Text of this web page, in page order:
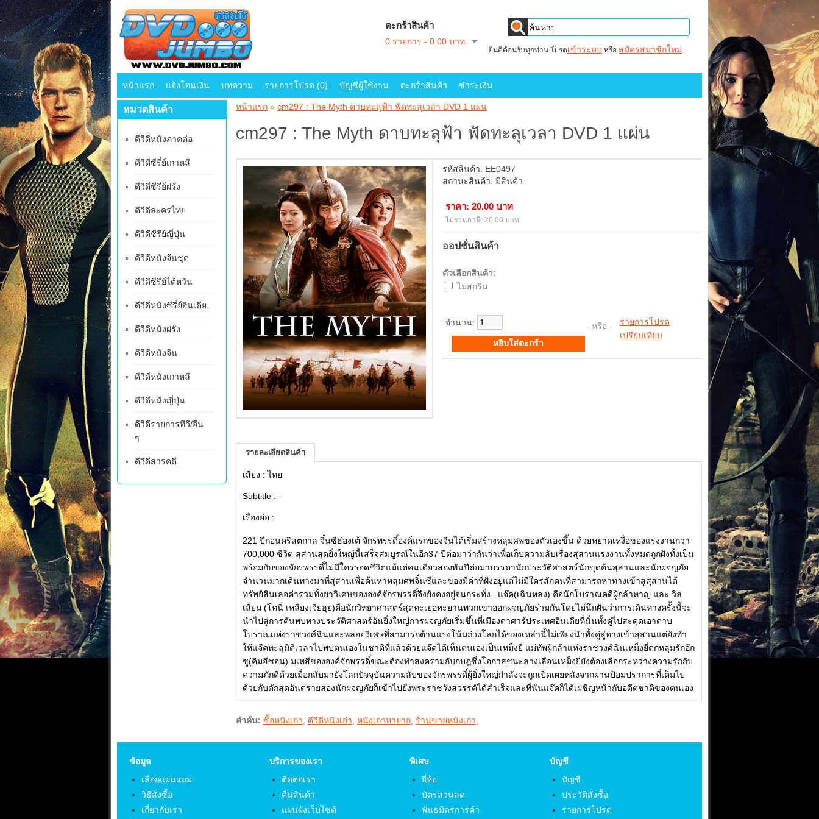
ตะกร้าสินค้า
0 รายการ - 0.00 บาท
ยินดีต้อนรับทุกท่าน โปรดเข้าระบบ หรือ สมัครสมาชิกใหม่.
หน้าแรก แจ้งโอนเงิน บทความ รายการโปรด (0) บัญชีผู้ใช้งาน ตะกร้าสินค้า ชำระเงิน
หมวดสินค้า
ดีวีดีหนังภาคต่อ
ดีวีดีซีรี่ย์เกาหลี
ดีวีดีซีรีย์ฝรั่ง
ดีวีดีละครไทย
ดีวีดีซีรีย์ญี่ปุ่น
ดีวีดีหนังจีนชุด
ดีวีดีซีรีย์ไต้หวัน
ดีวีดีหนังซีรี่ย์อินเดีย
ดีวีดีหนังฝรั่ง
ดีวีดีหนังจีน
ดีวีดีหนังเกาหลี
ดีวีดีหนังญี่ปุ่น
ดีวีดีรายการทีวี/อื่น
ๆ
ดีวีดีสารคดี
หน้าแรก » cm297 : The Myth ดาบทะลุฟ้า ฟัดทะลุเวลา DVD 1 แผ่น
cm297 : The Myth ดาบทะลุฟ้า ฟัดทะลุเวลา DVD 1 แผ่น
รหัสสินค้า: EE0497
สถานะสินค้า: มีสินค้า
ราคา: 20.00 บาท
ไม่รวมภาษี: 20.00 บาท
ออปชั่นสินค้า
ตัวเลือกสินค้า:
ไม่สกรีน
จำนวน: - หรือ - รายการโปรด
เปรียบเทียบ
รายละเอียดสินค้า
เสียง : ไทย
Subtitle : -
เรื่องย่อ :
221 ปีก่อนคริสตกาล จิ๋นซีฮ่องเต้ จักรพรรดิ์องค์แรกของจีนได้เริ่มสร้างหลุมศพของตัวเองขึ้น ด้วยหยาดเหงื่อของแรงงานกว่า
700,000 ชีวิต สุสานสุดยิ่งใหญ่นี้เสร็จสมบูรณ์ในอีก37 ปีต่อมาว่ากันว่าเพื่อเก็บความลับเรื่องสุสานแรงงานทั้งหมดถูกฝังทั้งเป็น
พร้อมกับของจักรพรรดิ์ไม่มีใครรอดชีวิตแม้แต่คนเดียวสองพันปีต่อมาบรรดานักประวัติศาสตร์นักขุดค้นสุสานและนักผจญภัย
จำนวนมากเดินทางมาที่สุสานเพื่อค้นหาหลุมศพจิ๋นซีและของมีค่าที่ฝังอยู่แต่ไม่มีใครสักคนที่สามารถหาทางเข้าสู่สุสานได้
ทรัพย์สินเลอค่ารวมทั้งยาวิเศษขององค์จักรพรรดิ์จึงยังคงอยู่จนกระทั่ง...แจ๊ค(เฉินหลง) คือนักโบราณคดีผู้กล้าหาญ และ วิล
เลี่ยม (โทนี่ เหลียงเจียฮุย)คือนักวิทยาศาสตร์สุดทะเยอทะยานพวกเขาออกผจญภัยร่วมกันโดยไม่นึกฝันว่าการเดินทางครั้งนี้จะ
นำไปสู่การค้นพบทางประวัติศาสตร์อันยิ่งใหญ่การผจญภัยเริ่มขึ้นที่เมืองดาศาร์ประเทศอินเดียที่นั่นทั้งคู่ไปสะดุดเอาดาบ
โบราณแห่งราชวงศ์ฉินและพลอยวิเศษที่สามารถต้านแรงโน้มถ่วงโลกได้ของเหล่านี้ไม่เพียงนำทั้งคู่สู่ทางเข้าสุสานแต่ยังทำ
ให้แจ๊คทะลุมิติเวลาไปพบตนเองในชาติที่แล้วด้วยแจ๊คได้เห็นตนเองเป็นเหม็งยี่ แม่ทัพผู้กล้าแห่งราชวงศ์ฉินเหม็งยี่ตกหลุมรักอ๊ก
ซู(คิมฮีซอน) มเหสีขององค์จักพรรดิ์ขณะต้องทำสงครามกับกบฎซึ่งโอกาสชนะลางเลือนเหม็งยี่ยังต้องเลือกระหว่างความรักกับ
ความภักดีด้วยเมื่อกลับมายังโลกปัจจุบันความลับของจักรพรรดิ์ผู้ยิ่งใหญ่กำลังจะถูกเปิดเผยหลังจากผ่านป้อมปราการที่เต็มไป
ด้วยกับดักสุดอันตรายสองนักผจญภัยก็เข้าไปยังพระราชวังสวรรค์ได้สำเร็จและที่นั่นแจ๊คก็ได้เผชิญหน้ากับอดีตชาติของตนเอง
คำค้น: ซื้อหนังเก่า ดีวีดีหนังเก่า หนังเก่าหายาก ร้านขายหนังเก่า
ข้อมูล
เลือกแผ่นแถม
วิธีสั่งซื้อ
เกี่ยวกับเรา
บริการของเรา
ติดต่อเรา
คืนสินค้า
แผนผังเว็บไซต์
พิเศษ
ยี่ห้อ
บัตรส่วนลด
พันธมิตรการค้า
บัญชี
บัญชี
ประวัติสั่งซื้อ
รายการโปรด